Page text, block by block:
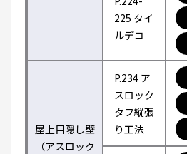
225 タイ
ルデコ
屋上目隠し壁
（アスロック
P.234 ア
スロック
タフ縦張
り工法